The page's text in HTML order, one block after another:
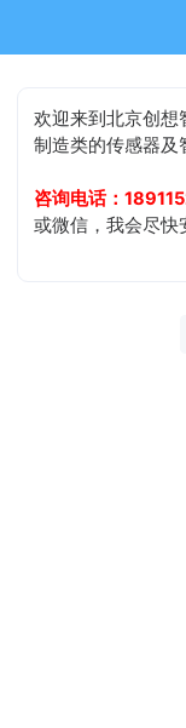
欢迎来到北京创想
制造类的传感器及
咨询电话：
或微信，我会尽快